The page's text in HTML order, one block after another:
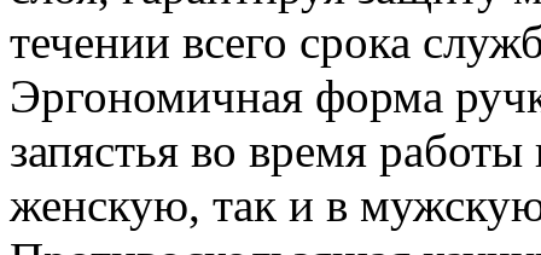
течении всего срока
Эргономичная форма
запястья во время
женскую, так и в